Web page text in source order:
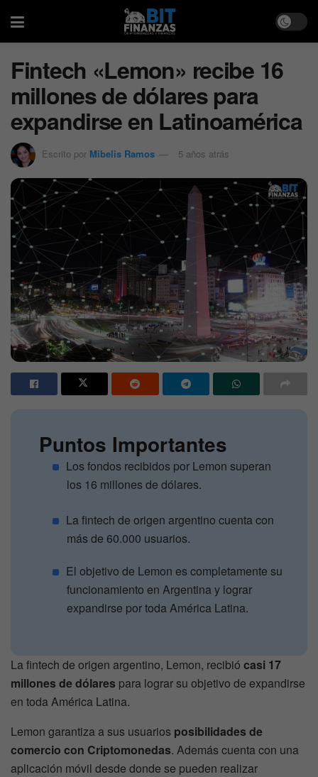
Fintech «Lemon» recibe 16
millones de dólares para
expandirse en Latinoamérica
Escrito por Mibelis Ramos 5 años atrás
Puntos Importantes
Los fondos recibidos por Lemon superan
los 16 millones de dólares.
La fintech de origen argentino cuenta con
más de 60.000 usuarios.
El objetivo de Lemon es completamente su
funcionamiento en Argentina y lograr
expandirse por toda América Latina.
La fintech de origen argentino, Lemon, recibió casi 17
millones de dólares para lograr su objetivo de expandirse
en toda América Latina.
Lemon garantiza a sus usuarios posibilidades de
comercio con Criptomonedas. Además cuenta con una
aplicación móvil desde donde se pueden realizar